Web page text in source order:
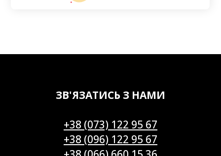
ЗВ'ЯЗАТИСЬ З НАМИ
+38 (073) 122 95 67
+38 (096) 122 95 67